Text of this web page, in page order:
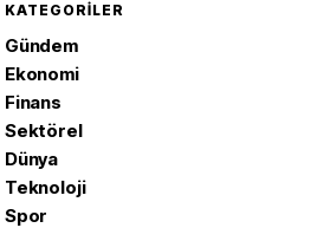
KATEGORILER
Gündem
Ekonomi
Finans
Sektörel
Dünya
Teknoloji
Spor